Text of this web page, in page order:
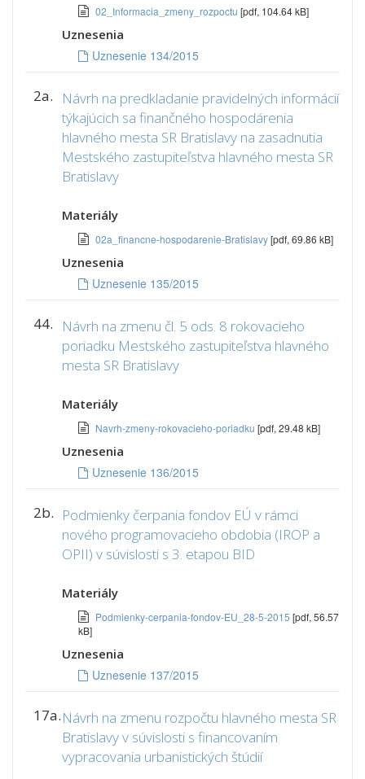
02_Informacia_zmeny_rozpoctu [pdf, 104.64 kB]
Uznesenia
Uznesenie 134/2015
2a.
Návrh na predkladanie pravidelných informácií
týkajúcich sa finančného hospodárenia
hlavného mesta SR Bratislavy na zasadnutia
Mestského zastupiteľstva hlavného mesta SR
Bratislavy
Materiály
02a_financne-hospodarenie-Bratislavy[pdf, 69.86 kB]
Uznesenia
Uznesenie 135/2015
44.
Návrh na zmenu čl. 5 ods. 8 rokovacieho
poriadku Mestského zastupiteľstva hlavného
mesta SR Bratislavy
Materiály
Navrh-zmeny-rokovacieho-poriadku [pdf, 29.48 kB]
Uznesenia
Uznesenie 136/2015
2b. Podmienky čerpania fondov EÚ v rámci
nového programovacieho obdobia (IROP a
OPII) v súvislosti s 3. etapou BID
Materiály
Podmienky-cerpania-fondov-EU_28-5-2015 [pdf, 56.57
kB]
Uznesenia
Uznesenie 137/2015
17a.Návrh na zmenu rozpočtu hlavného mesta SR
Bratislavy v súvislosti s financovaním
vypracovania urbanistických štúdií